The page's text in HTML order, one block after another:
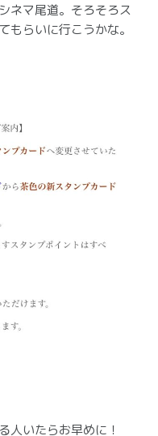
ネマ尾道。そろそろス
もらいに行こうかな。
人いたらお早めに！